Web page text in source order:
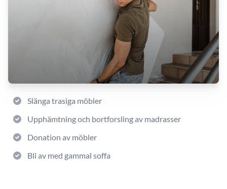
Slänga trasiga möbler
Upphämtning och bortforsling av madrasser
Donation av möbler
Bli av med gammal soffa